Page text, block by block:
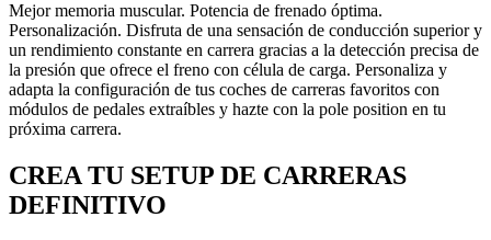
Mejor memoria muscular. Potencia de frenado óptima.
Personalización. Disfruta de una sensación de conducción superior y
un rendimiento constante en carrera gracias a la detección precisa de
la presión que ofrece el freno con célula de carga. Personaliza y
adapta la configuración de tus coches de carreras favoritos con
módulos de pedales extraíbles y hazte con la pole position en tu
próxima carrera.
CREA TU SETUP DE CARRERAS
DEFINITIVO